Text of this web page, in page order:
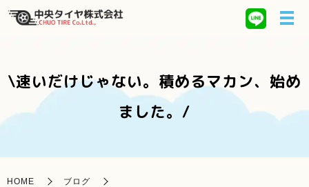
\速いだけじゃない。積めるマカン、始め
ました。/
HOME
ブログ